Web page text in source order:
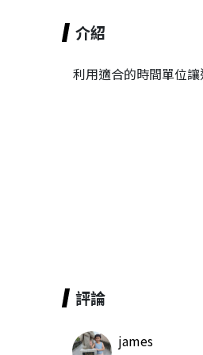
介紹
利用適合的時間單位
評論
james